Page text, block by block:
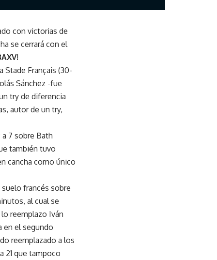
con victorias de
se cerrará con el
!
Stade Français (30-
Sánchez -fue
try de diferencia
autor de un try,
7 sobre Bath
también tuvo
cancha como único
francés sobre
al cual se
reemplazo Iván
en el segundo
reemplazado a los
21 que tampoco